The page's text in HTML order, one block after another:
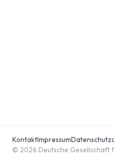
© 2026 Deutsche Gesellschaft
KontaktImpressumDatenschutz